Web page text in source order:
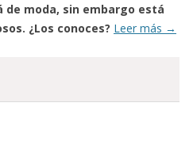
de moda, sin embargo está
¿Los conoces? Leer más →